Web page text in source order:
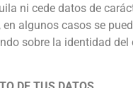
ni cede datos de
algunos casos se
sobre la identidad